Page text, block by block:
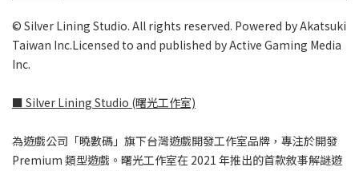
© Silver Lining Studio. All rights reserved. Powered by Akatsuki
Taiwan Inc.Licensed to and published by Active Gaming Media
Inc.
■ Silver Lining Studio (曙光工作室)
為遊戲公司「曉數碼」旗下台灣遊戲開發工作室品牌，專注於開發
Premium 類型遊戲。曙光工作室在 2021 年推出的首款敘事解謎遊